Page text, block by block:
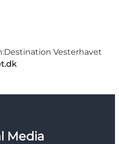
Destination Vesterhavet
Media